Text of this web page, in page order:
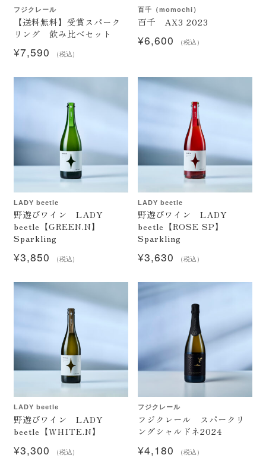
今月のおすすめ
セール
ブランド一覧
百千（momochi）
フジクレール
LADY beetle
クラノオト（無濾過ワイン）
ジュース
ワイン雑貨・おつまみ
ギフト包装・袋
ワイン用ギフトボックス
紙袋・ビニール袋
お問い合わせ
フジクレール
【送料無料】受賞スパーク
リング 飲み比べセット
¥7,590 （税込）
百千（momochi）
百千 AX3 2023
¥6,600 （税込）
LADY beetle
野遊びワイン LADY
beetle【GREEN.N】
Sparkling
¥3,850 （税込）
LADY beetle
野遊びワイン LADY
beetle【ROSE SP】
Sparkling
¥3,630 （税込）
LADY beetle
野遊びワイン LADY
beetle【WHITE.N】
¥3,300 （税込）
フジクレール
フジクレール スパークリ
ングシャルドネ2024
¥4,180 （税込）